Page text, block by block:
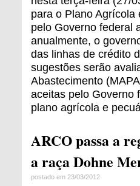
para o Plano
pelo Governo federal
anualmente, o
das linhas de crédito
sugestões serão
Abastecimento
aceitas pelo Governo
plano agrícola e
ARCO passa a
a raça Dohne
postado em 23/03/2012